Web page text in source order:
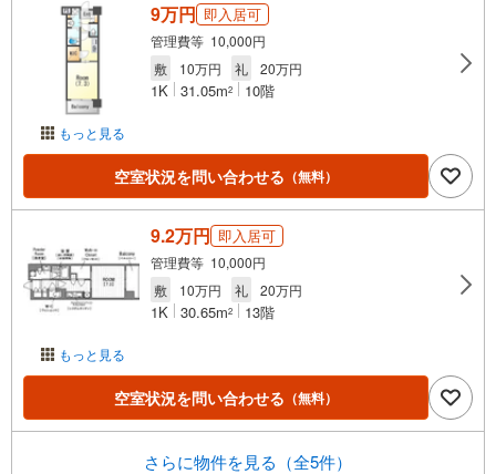
もっと見る
9万円 即入居可
管理費等 10,000円
敷
10万円 礼 20万円
1K 31.05m2 10階
空室状況を問い合わせる （無料）
もっと見る
9.2万円 即入居可
管理費等 10,000円
敷
10万円 礼 20万円
1K 30.65m2 13階
空室状況を問い合わせる （無料）
さらに物件を見る（全5件）